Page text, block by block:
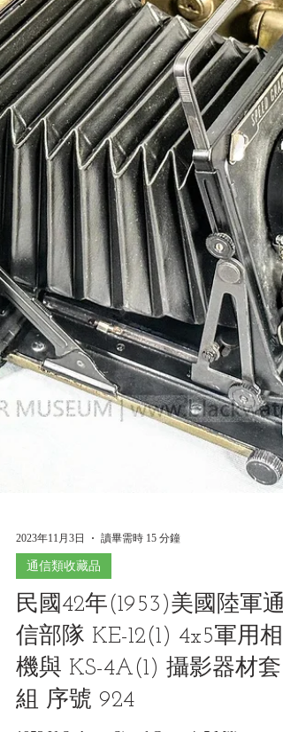
序號： 攜行箱標籤 1515 / 箱體註冊號 REG
AA 56606 / 相機軍用序號 288 (合約號
AF33(60
2023年11月3日 讀畢需時 15 分鐘